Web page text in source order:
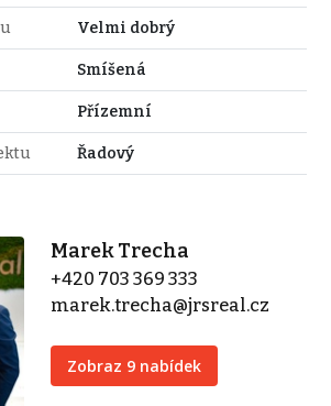
Velmi dobrý
Smíšená
Přízemní
Řadový
Marek Trecha
+420 703 369 333
marek.trecha@jrsreal.cz
Zobraz 9 nabídek